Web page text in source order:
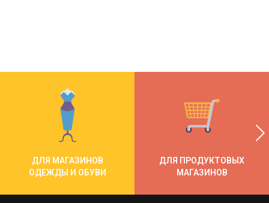
ДЛЯ МАГАЗИНОВ
ОДЕЖДЫ И ОБУВИ
ДЛЯ ПРОДУКТОВЫХ
МАГАЗИНОВ